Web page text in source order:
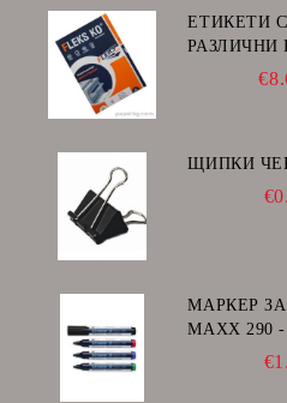
ЕТИКЕТИ
РАЗЛИЧНИ
ЩИПКИ
МАРКЕР